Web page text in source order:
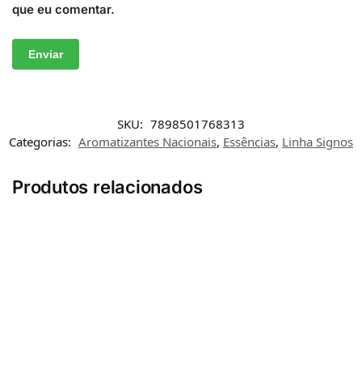
que eu comentar.
SKU: 7898501768313
Categorias: Aromatizantes Nacionais, Essências, Linha Signos
Produtos relacionados